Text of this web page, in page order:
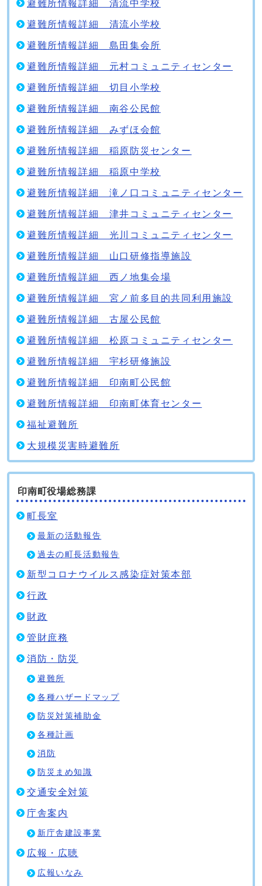
避難所情報詳細 清流中学校
避難所情報詳細 清流小学校
避難所情報詳細 島田集会所
避難所情報詳細 元村コミュニティセンター
避難所情報詳細 切目小学校
避難所情報詳細 南谷公民館
避難所情報詳細 みずほ会館
避難所情報詳細 稲原防災センター
避難所情報詳細 稲原中学校
避難所情報詳細 滝ノ口コミュニティセンター
避難所情報詳細 津井コミュニティセンター
避難所情報詳細 光川コミュニティセンター
避難所情報詳細 山口研修指導施設
避難所情報詳細 西ノ地集会場
避難所情報詳細 宮ノ前多目的共同利用施設
避難所情報詳細 古屋公民館
避難所情報詳細 松原コミュニティセンター
避難所情報詳細 宇杉研修施設
避難所情報詳細 印南町公民館
避難所情報詳細 印南町体育センター
福祉避難所
大規模災害時避難所
印南町役場総務課
町長室
最新の活動報告
過去の町長活動報告
新型コロナウイルス感染症対策本部
行政
財政
管財庶務
消防・防災
避難所
各種ハザードマップ
防災対策補助金
各種計画
消防
防災まめ知識
交通安全対策
庁舎案内
新庁舎建設事業
広報・広聴
広報いなみ